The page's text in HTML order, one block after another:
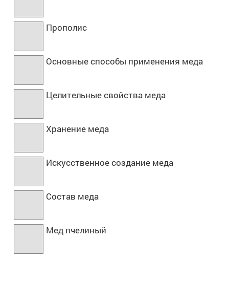
Прополис
Основные способы применения меда
Целительные свойства меда
Хранение меда
Искусственное создание меда
Состав меда
Мед пчелиный